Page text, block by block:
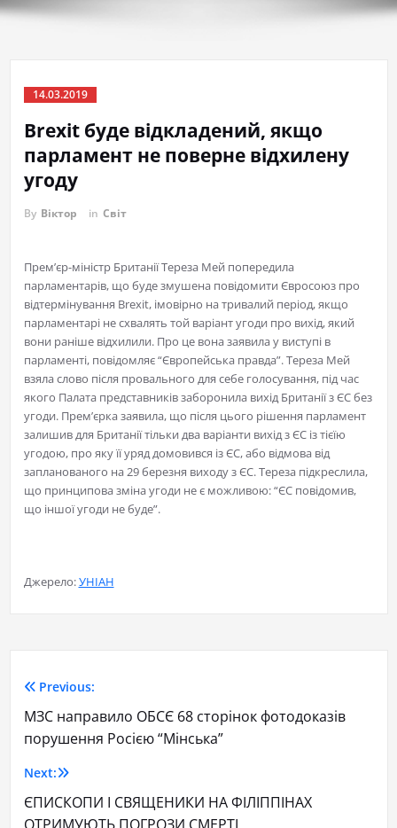
14.03.2019
Brexit буде відкладений, якщо
парламент не поверне відхилену
угоду
By Віктор in Світ
Прем’єр-міністр Британії Тереза Мей попередила
парламентарів, що буде змушена повідомити Євросоюз про
відтермінування Brexit, імовірно на тривалий період, якщо
парламентарі не схвалять той варіант угоди про вихід, який
вони раніше відхилили. Про це вона заявила у виступі в
парламенті, повідомляє “Європейська правда”. Тереза Мей
взяла слово після провального для себе голосування, під час
якого Палата представників заборонила вихід Британії з ЄС без
угоди. Прем’єрка заявила, що після цього рішення парламент
залишив для Британії тільки два варіанти вихід з ЄС із тієїю
угодою, про яку її уряд домовився із ЄС, або відмова від
запланованого на 29 березня виходу з ЄС. Тереза підкреслила,
що принципова зміна угоди не є можливою: “ЄС повідомив,
що іншої угоди не буде”.
Джерело:УНІАН
Previous:
МЗС направило ОБСЄ 68 сторінок фотодоказів
порушення Росією “Мінська”
Next:
ЄПИСКОПИ І СВЯЩЕНИКИ НА ФІЛІППІНАХ